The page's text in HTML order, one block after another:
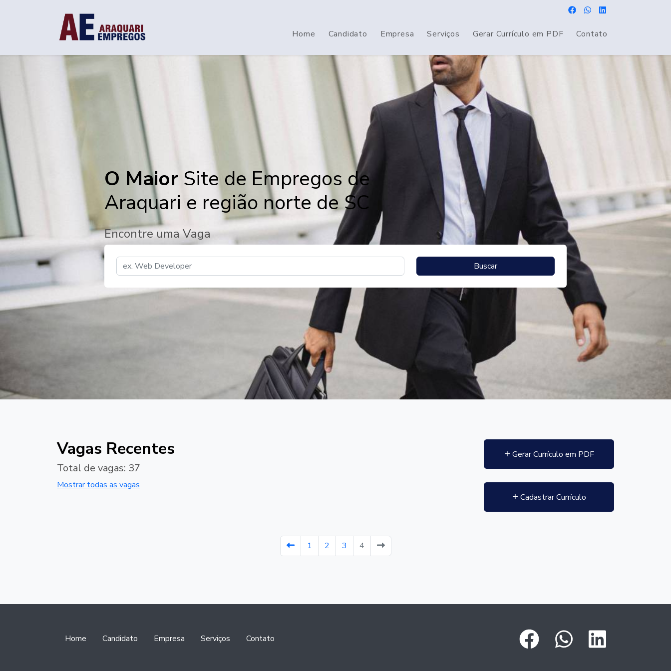
Home Candidato Empresa Serviços Gerar Currículo em PDF Contato
O Maior Site de Empregos de
Araquari e região norte de SC
Encontre uma Vaga
Buscar
Vagas Recentes
Total de vagas: 37
Mostrar todas as vagas
+ Gerar Currículo em PDF
+ Cadastrar Currículo
1 2 3 4
Home Candidato Empresa Serviços Contato